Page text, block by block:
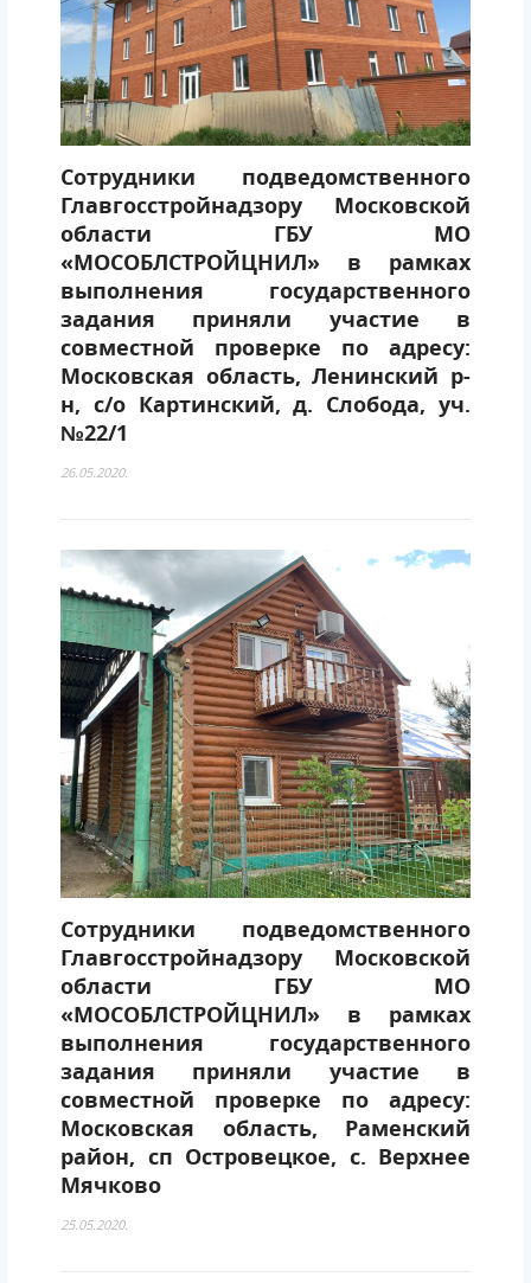
Сотрудники подведомственного
Главгосстройнадзору Московской
области ГБУ МО
«МОСОБЛСТРОЙЦНИЛ» в рамках
выполнения государственного
задания приняли участие в
совместной проверке по адресу:
Московская область, Ленинский р-
н, с/о Картинский, д. Слобода, уч.
№22/1
26.05.2020.
Сотрудники подведомственного
Главгосстройнадзору Московской
области ГБУ МО
«МОСОБЛСТРОЙЦНИЛ» в рамках
выполнения государственного
задания приняли участие в
совместной проверке по адресу:
Московская область, Раменский
район, сп Островецкое, с. Верхнее
Мячково
25.05.2020.